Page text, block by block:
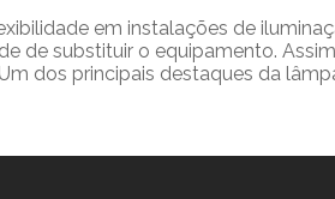
em instalações de
de substituir o equipamento.
dos principais destaques da